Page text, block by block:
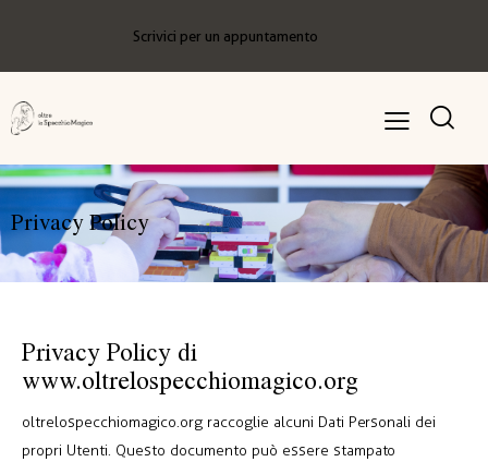
Scrivici per un appuntamento
Privacy Policy
Privacy Policy di
www.oltrelospecchiomagico.org
oltrelospecchiomagico.org raccoglie alcuni Dati Personali dei
propri Utenti. Questo documento può essere stampato